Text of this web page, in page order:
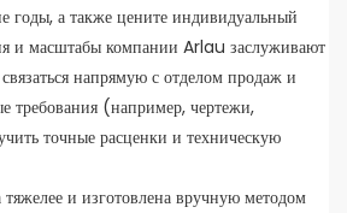
годы, а также цените индивидуальный
и масштабы компании Arlau заслуживают
напрямую с отделом продаж и
требования (например, чертежи,
точные расценки и техническую
и изготовлена ​​вручную методом